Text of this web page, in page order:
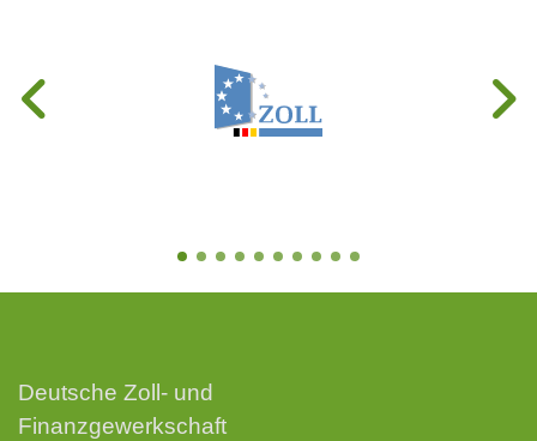
Deutsche Zoll- und
Finanzgewerkschaft